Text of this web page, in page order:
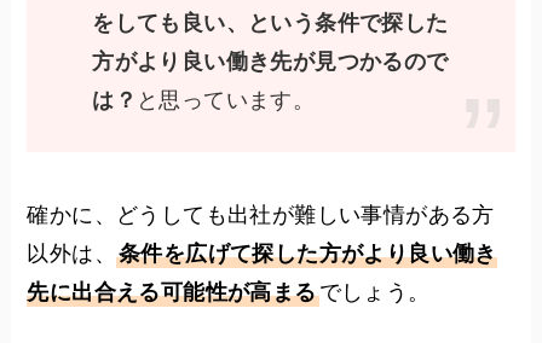
をしても良い、という条件で探した
方がより良い働き先が見つかるので
は？ と思っています。
確かに、どうしても出社が難しい事情がある方
以外は、条件を広げて探した方がより良い働き
先に出合える可能性が高まるでしょう。